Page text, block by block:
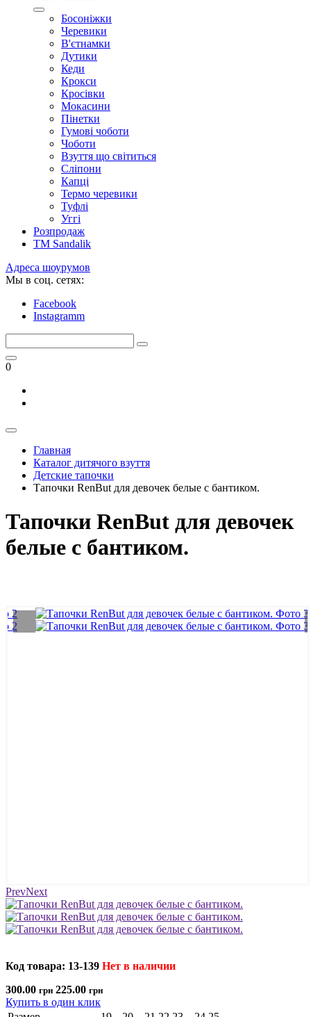
Босоніжки
Черевики
В'єтнамки
Дутики
Кеди
Крокси
Кросівки
Мокасини
Пінетки
Гумові чоботи
Чоботи
Взуття що світиться
Сліпони
Капці
Термо черевики
Туфлі
Уггі
Розпродаж
TM Sandalik
Адреса шоурумов
Мы в соц. сетях:
Facebook
Instagramm
0
Главная
Каталог дитячого взуття
Детские тапочки
Тапочки RenBut для девочек белые с бантиком.
Тапочки RenBut для девочек
белые с бантиком.
PrevNext
Код товара: 13-139 Нет в наличии
300.00 грн 225.00 грн
Купить в один клик